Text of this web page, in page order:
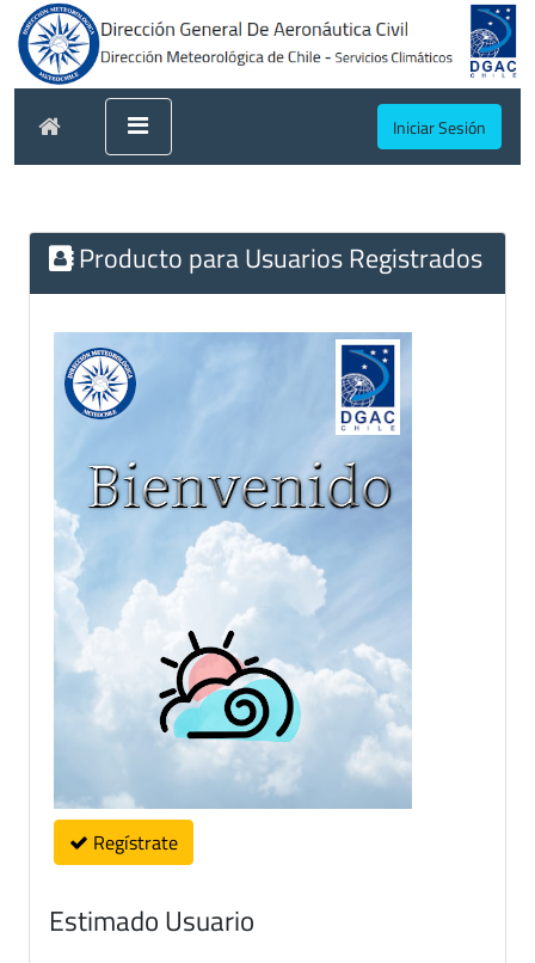
Iniciar Sesión
Producto para Usuarios Registrados
Regístrate
Estimado Usuario